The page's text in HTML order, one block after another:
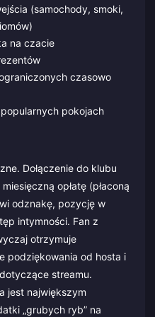
(samochody, smoki,
na czacie
czasowo
pokojach
Dołączenie do klubu
opłatę (płaconą
odznakę, pozycję w
intymności. Fan z
otrzymuje
podziękowania od hosta i
streamu.
jest największym
„grubych ryb” na